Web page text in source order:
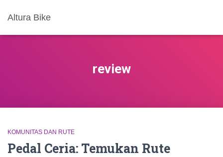
Altura Bike
review
KOMUNITAS DAN RUTE
Pedal Ceria: Temukan Rute